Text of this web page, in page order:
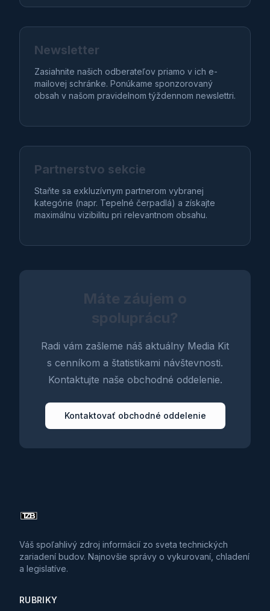
Newsletter
Zasiahnite našich odberateľov priamo v ich e-
mailovej schránke. Ponúkame sponzorovaný
obsah v našom pravidelnom týždennom newslettri.
Partnerstvo sekcie
Staňte sa exkluzívnym partnerom vybranej
kategórie (napr. Tepelné čerpadlá) a získajte
maximálnu vizibilitu pri relevantnom obsahu.
Máte záujem o
spoluprácu?
Radi vám zašleme náš aktuálny Media Kit
s cenníkom a štatistikami návštevnosti.
Kontaktujte naše obchodné oddelenie.
Kontaktovať obchodné oddelenie
Váš spoľahlivý zdroj informácií zo sveta technických
zariadení budov. Najnovšie správy o vykurovaní, chladení
a legislatíve.
RUBRIKY